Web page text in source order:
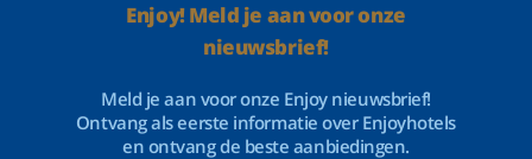
Enjoy! Meld je aan voor onze
nieuwsbrief!
Meld je aan voor onze Enjoy nieuwsbrief!
Ontvang als eerste informatie over Enjoyhotels
en ontvang de beste aanbiedingen.